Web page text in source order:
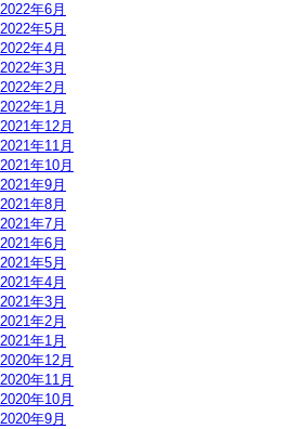
2022年6月
2022年5月
2022年4月
2022年3月
2022年2月
2022年1月
2021年12月
2021年11月
2021年10月
2021年9月
2021年8月
2021年7月
2021年6月
2021年5月
2021年4月
2021年3月
2021年2月
2021年1月
2020年12月
2020年11月
2020年10月
2020年9月